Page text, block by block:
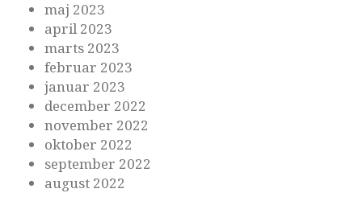
maj 2023
april 2023
marts 2023
februar 2023
januar 2023
december 2022
november 2022
oktober 2022
september 2022
august 2022